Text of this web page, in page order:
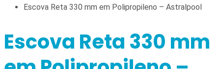
Escova Reta 330 mm em Polipropileno – Astralpool
Escova Reta 330 mm